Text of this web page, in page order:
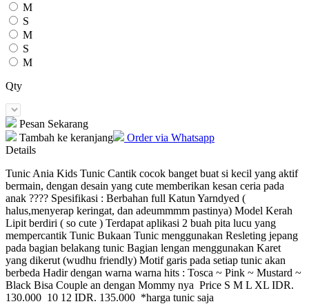
M
S
M
S
M
Qty
Pesan Sekarang
Tambah ke keranjang
Order via Whatsapp
Details
Tunic Ania Kids Tunic Cantik cocok banget buat si kecil yang aktif
bermain, dengan desain yang cute memberikan kesan ceria pada
anak ???? Spesifikasi : Berbahan full Katun Yarndyed (
halus,menyerap keringat, dan adeummmm pastinya) Model Kerah
Lipit berdiri ( so cute ) Terdapat aplikasi 2 buah pita lucu yang
mempercantik Tunic Bukaan Tunic menggunakan Resleting jepang
pada bagian belakang tunic Bagian lengan menggunakan Karet
yang dikerut (wudhu friendly) Motif garis pada setiap tunic akan
berbeda Hadir dengan warna warna hits : Tosca ~ Pink ~ Mustard ~
Black Bisa Couple an dengan Mommy nya Price S M L XL IDR.
130.000 10 12 IDR. 135.000 *harga tunic saja